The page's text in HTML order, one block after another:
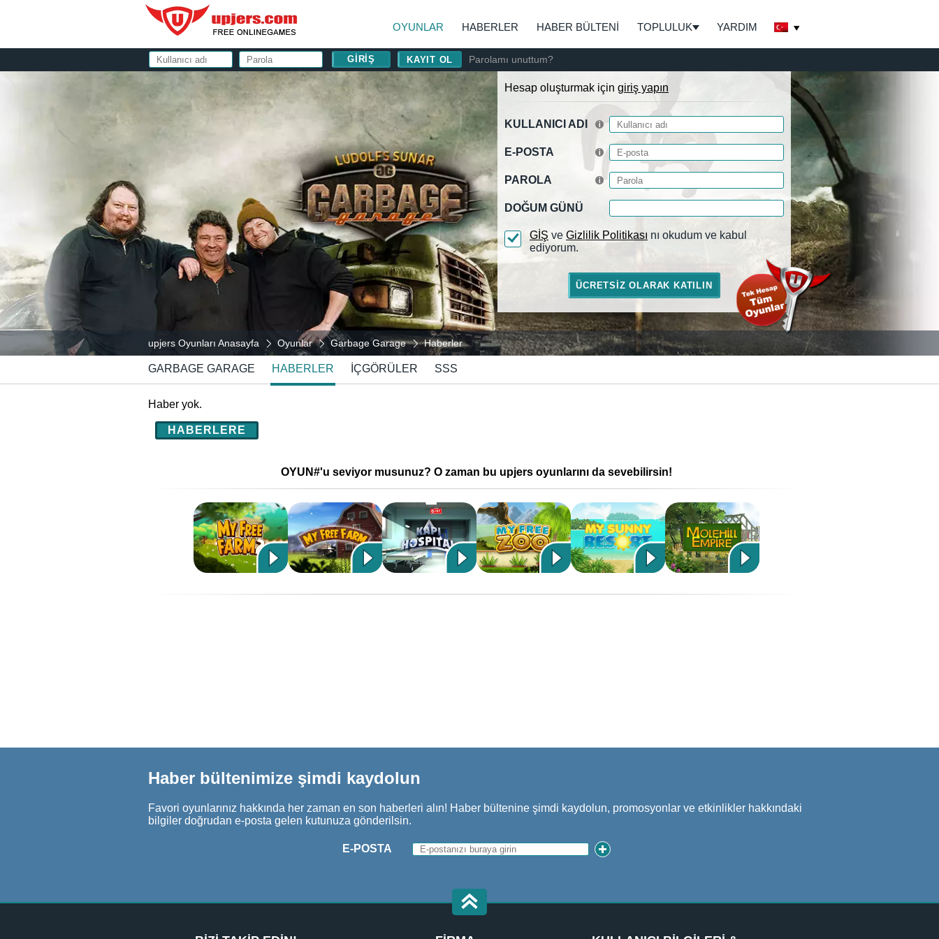
OYUNLAR HABERLER HABER BÜLTENI TOPLULUK YARDIM
KAYIT OL Parolamı unuttum?
Hesap oluşturmak için giriş yapın
KULLANICI ADI
E-POSTA
PAROLA
DOĞUM GÜNÜ
GİŞ ve Gizlilik Politikası nı okudum ve kabul
ediyorum.
upjers Oyunları Anasayfa Oyunlar Garbage Garage Haberler
GARBAGE GARAGE HABERLER İÇGÖRÜLER SSS
Haber yok.
HABERLERE
OYUN#'u seviyor musunuz? O zaman bu upjers oyunlarını da sevebilirsin!
Haber bültenimize şimdi kaydolun
Favori oyunlarınız hakkında her zaman en son haberleri alın! Haber bültenine şimdi kaydolun, promosyonlar ve etkinlikler hakkındaki
bilgiler doğrudan e-posta gelen kutunuza gönderilsin.
E-POSTA